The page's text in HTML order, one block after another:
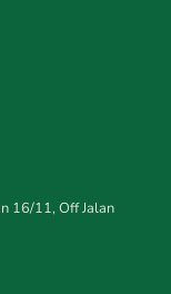
16/11, Off Jalan